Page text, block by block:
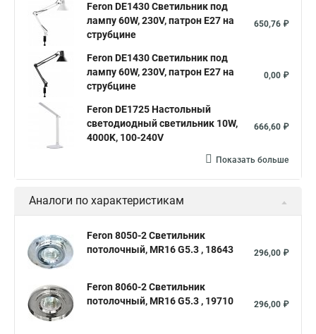
Feron DE1430 Светильник под
лампу 60W, 230V, патрон E27 на
струбцине
650,76 ₽
Feron DE1430 Светильник под
лампу 60W, 230V, патрон E27 на
струбцине
0,00 ₽
Feron DE1725 Настольный
светодиодный светильник 10W,
4000K, 100-240V
666,60 ₽
Показать больше
Аналоги по характеристикам
Feron 8050-2 Светильник
потолочный, MR16 G5.3 , 18643
296,00 ₽
Feron 8060-2 Светильник
потолочный, MR16 G5.3 , 19710
296,00 ₽